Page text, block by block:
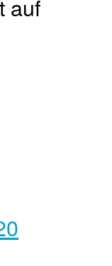
auf